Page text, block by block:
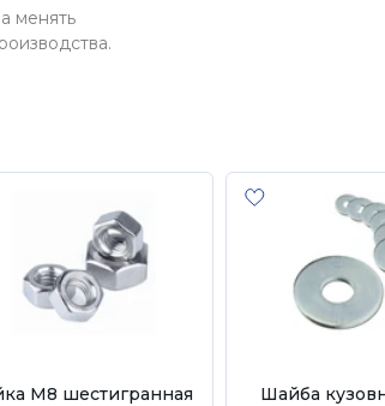
менять
М8 шестигранная
Шайба